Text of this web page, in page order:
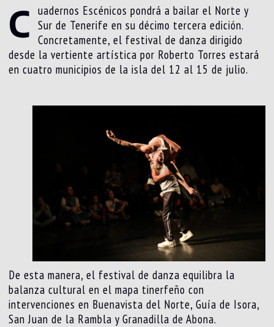
C uadernos Escénicos pondrá a bailar el Norte y
Sur de Tenerife en su décimo tercera edición.
Concretamente, el festival de danza dirigido
desde la vertiente artística por Roberto Torres estará
en cuatro municipios de la isla del 12 al 15 de julio.
De esta manera, el festival de danza equilibra la
balanza cultural en el mapa tinerfeño con
intervenciones en Buenavista del Norte, Guía de Isora,
San Juan de la Rambla y Granadilla de Abona.